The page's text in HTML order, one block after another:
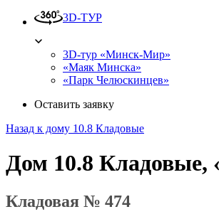
3D-ТУР
3D-тур «Минск-Мир»
«Маяк Минска»
«Парк Челюскинцев»
Оставить заявку
Назад к дому 10.8 Кладовые
Дом 10.8
Кладовая № 474